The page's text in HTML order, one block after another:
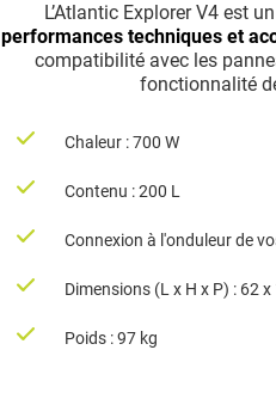
L’Atlantic Explorer V4 est
performances techniques et
compatibilité avec les
fonctionnalité
Chaleur : 700 W
Contenu : 200 L
Connexion à l'onduleur de
Dimensions (L x H x P) : 62
Poids : 97 kg